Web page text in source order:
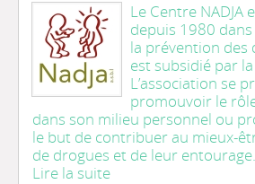
Le Centre NADJA
depuis 1980
la prévention des
est subsidié par
L’association se
promouvoir le
dans son milieu personnel ou
le but de contribuer au mieux-
de drogues et de leur entourage.
Lire la suite